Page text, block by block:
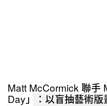
Matt McCormick 聯手
Day」：以盲抽藝術